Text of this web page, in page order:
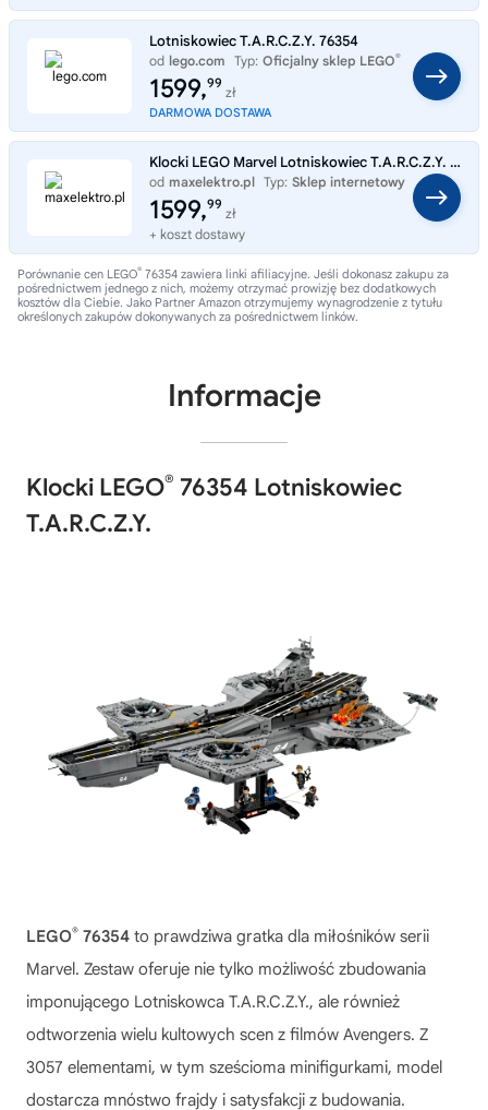
Lotniskowiec T.A.R.C.Z.Y. 76354
od lego.com Typ: Oficjalny sklep LEGO®
1599,99
zł
DARMOWA DOSTAWA
Klocki LEGO Marvel Lotniskowiec T.A.R.C.Z.Y. 76354
od maxelektro.pl Typ: Sklep internetowy
1599,99
zł
+ koszt dostawy
Porównanie cen LEGO® 76354 zawiera linki afiliacyjne. Jeśli dokonasz zakupu za
pośrednictwem jednego z nich, możemy otrzymać prowizję bez dodatkowych
kosztów dla Ciebie. Jako Partner Amazon otrzymujemy wynagrodzenie z tytułu
określonych zakupów dokonywanych za pośrednictwem linków.
Informacje
Klocki LEGO® 76354 Lotniskowiec
T.A.R.C.Z.Y.
LEGO® 76354 to prawdziwa gratka dla miłośników serii
Marvel. Zestaw oferuje nie tylko możliwość zbudowania
imponującego Lotniskowca T.A.R.C.Z.Y., ale również
odtworzenia wielu kultowych scen z filmów Avengers. Z
3057 elementami, w tym sześcioma minifigurkami, model
dostarcza mnóstwo frajdy i satysfakcji z budowania.